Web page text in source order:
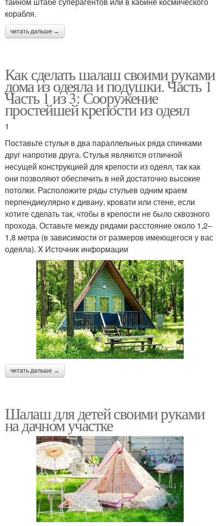
корабля.
читать дальше →
Как сделать шалаш своими руками
дома из одеяла и подушки. Часть 1
Часть 1 из 3: Сооружение
простейшей крепости из одеял
1
Поставьте стулья в два параллельных ряда спинками
друг напротив друга. Стулья являются отличной
несущей конструкцией для крепости из одеял, так как
они позволяют обеспечить в ней достаточно высокие
потолки. Расположите ряды стульев одним краем
перпендикулярно к дивану, кровати или стене, если
хотите сделать так, чтобы в крепости не было сквозного
прохода. Оставьте между рядами расстояние около 1,2–
1,8 метра (в зависимости от размеров имеющегося у вас
одеяла). X Источник информации
читать дальше →
Шалаш для детей своими руками
на дачном участке